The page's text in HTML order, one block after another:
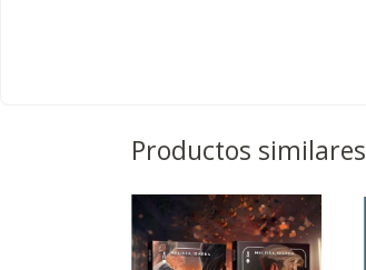
Productos similares